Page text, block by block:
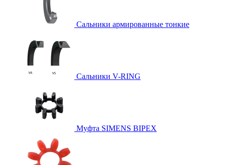
Сальники армированные тонкие
Сальники V-RING
Муфта SIMENS BIPEX